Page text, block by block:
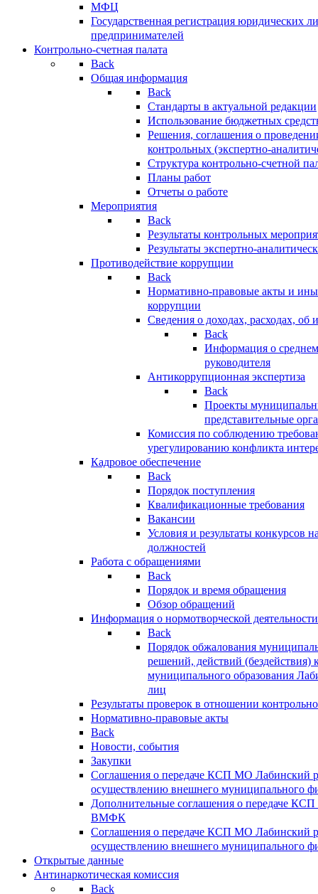
МФЦ
Государственная регистрация юридических
предпринимателей
Контрольно-счетная палата
Back
Общая информация
Back
Стандарты в актуальной редакции
Использование бюджетных
Решения, соглашения о
контрольных (экспертно-
Структура контрольно-счетной
Планы работ
Отчеты о работе
Мероприятия
Back
Результаты контрольных
Результаты экспертно-
Противодействие коррупции
Back
Нормативно-правовые акты и
коррупции
Сведения о доходах, расходах, об
Back
Информация о
руководителя
Антикоррупционная экспертиза
Back
Проекты
представительные
Комиссия по соблюдению
урегулированию конфликта
Кадровое обеспечение
Back
Порядок поступления
Квалификационные требования
Вакансии
Условия и результаты конкурсов
должностей
Работа с обращениями
Back
Порядок и время обращения
Обзор обращений
Информация о нормотворческой деятельности
Back
Порядок обжалования
решений, действий (бездействия)
муниципального образования
лиц
Результаты проверок в отношении
Нормативно-правовые акты
Back
Новости, события
Закупки
Соглашения о передаче КСП МО Лабинский
осуществлению внешнего муниципального
Дополнительные соглашения о передаче
ВМФК
Соглашения о передаче КСП МО Лабинский
осуществлению внешнего муниципального
Открытые данные
Антинаркотическая комиссия
Back